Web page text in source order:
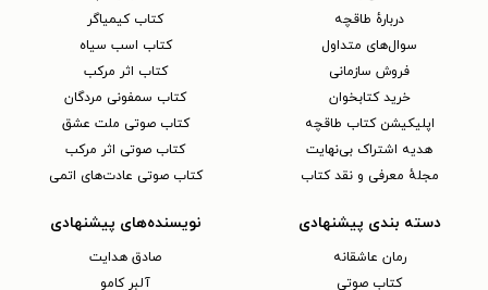
دربارهٔ طاقچه
سوال‌های متداول
فروش سازمانی
خرید کتابخوان
اپلیکیشن کتاب طاقچه
هدیه اشتراک بی‌نهایت
مجلهٔ معرفی و نقد کتاب
کتاب کیمیاگر
کتاب اسب سیاه
کتاب اثر مرکب
کتاب سمفونی مردگان
کتاب صوتی ملت عشق
کتاب صوتی اثر مرکب
کتاب صوتی عادت‌های اتمی
دسته بندی پیشنهادی
رمان عاشقانه
کتاب‌ صوتی
نویسنده‌های پیشنهادی
صادق هدایت
آلبر کامو